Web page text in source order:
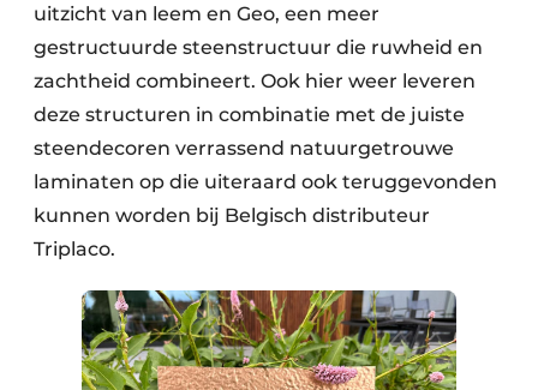
uitzicht van leem en Geo, een meer
gestructuurde steenstructuur die ruwheid en
zachtheid combineert. Ook hier weer leveren
deze structuren in combinatie met de juiste
steendecoren verrassend natuurgetrouwe
laminaten op die uiteraard ook teruggevonden
kunnen worden bij Belgisch distributeur
Triplaco.